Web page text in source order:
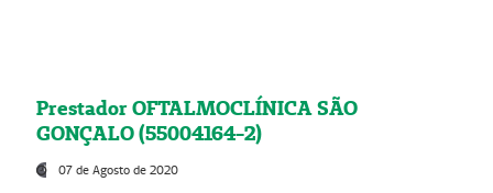
Prestador OFTALMOCLÍNICA SÃO
GONÇALO (55004164-2)
07 de Agosto de 2020